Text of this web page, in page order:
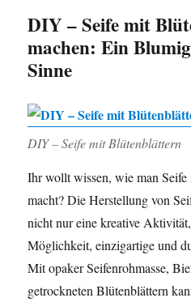
DIY – Seife mit
machen: Ein
Sinne
DIY – Seife mit Blütenblättern
Ihr wollt wissen, wie man
macht? Die Herstellung von
nicht nur eine kreative
Möglichkeit, einzigartige und
Mit opaker Seifenrohmasse,
getrockneten Blütenblättern